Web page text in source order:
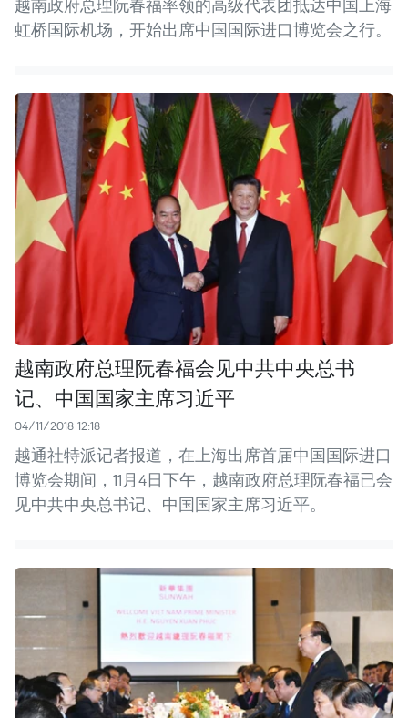
越南政府总理阮春福率领的高级代表团抵达中国上海
虹桥国际机场，开始出席中国国际进口博览会之行。
越南政府总理阮春福会见中共中央总书
记、中国国家主席习近平
04/11/2018 12:18
越通社特派记者报道，在上海出席首届中国国际进口
博览会期间，11月4日下午，越南政府总理阮春福已会
见中共中央总书记、中国国家主席习近平。